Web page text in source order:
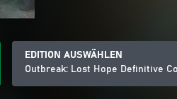
EDITION AUSWÄHLEN
Outbreak: Lost Hope Definitive